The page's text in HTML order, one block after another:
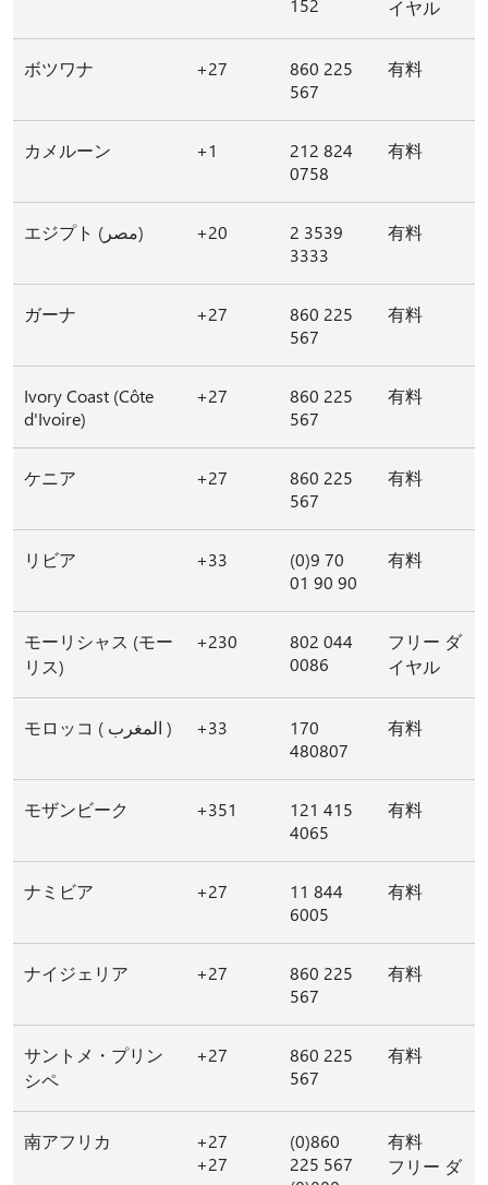
152
イヤル
ボツワナ +27
860 225
567
有料
カメルーン +1
212 824
0758
有料
エジプト (مصر) +20
2 3539
3333
有料
ガーナ +27
860 225
567
有料
Ivory Coast (Côte
d'Ivoire)
+27
860 225
567
有料
ケニア +27
860 225
567
有料
リビア +33
(0)9 70
01 90 90
有料
モーリシャス (モー
リス)
+230
802 044
0086
フリー ダ
イヤル
モロッコ ( المغرب ) +33
170
480807
有料
モザンビーク +351
121 415
4065
有料
ナミビア +27
11 844
6005
有料
ナイジェリア +27
860 225
567
有料
サントメ・プリン
シペ
+27
860 225
567
有料
南アフリカ
+27
+27
(0)860
225 567
有料
フリー ダ